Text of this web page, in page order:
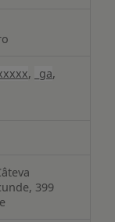
, _ga,
399